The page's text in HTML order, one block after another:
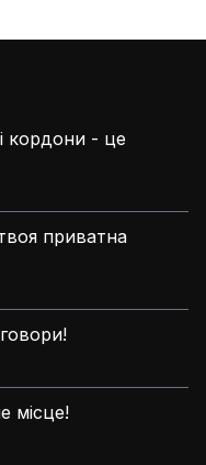
кордони - це
приватна
місце!